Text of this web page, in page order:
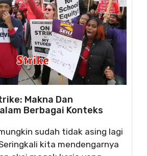
Makna Dan
Berbagai Konteks
sudah tidak asing lagi
kita mendengarnya